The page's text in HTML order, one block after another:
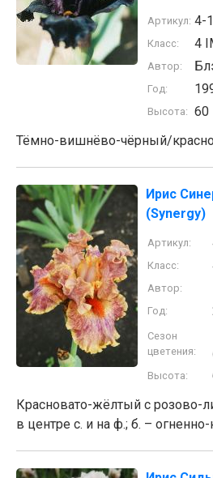
Артикул: 4-
Класс: 4
Автор:
Год:
Высота: 60
Тёмно-вишнёво-чёрный/
Ирис
(Synergy)
Артикул:
Класс:
Автор:
Год:
Сезон
цветения:
Высота:
Красновато-жёлтый с розово-
в центре с. и на ф.; б. – огненно-